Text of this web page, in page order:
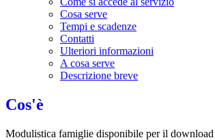
Cosa serve
Tempi e scadenze
Contatti
Ulteriori informazioni
A cosa serve
Descrizione breve
Cos'è
Modulistica famiglie disponibile per il